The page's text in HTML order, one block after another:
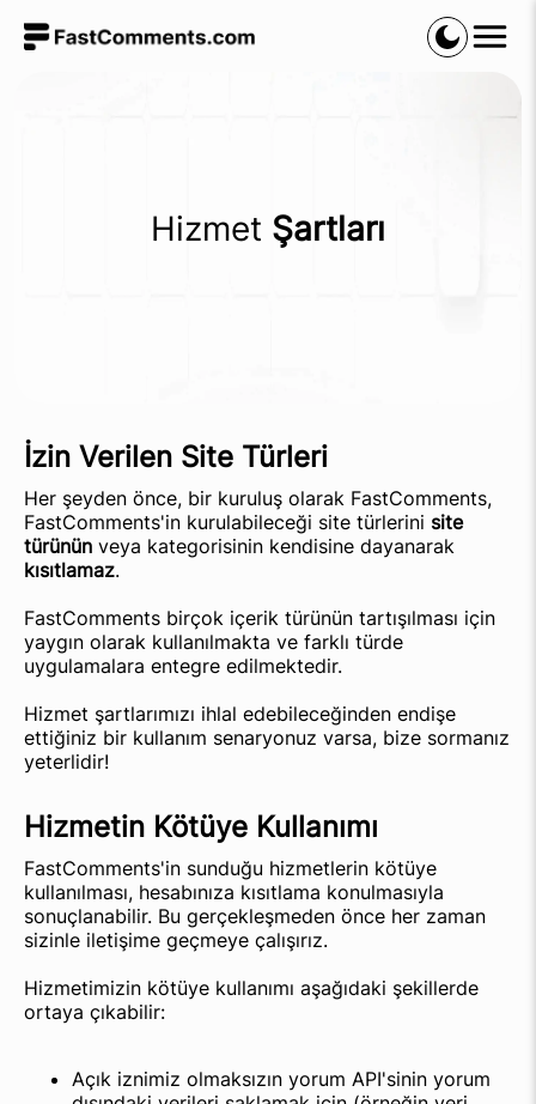
Hizmet Şartları
İzin Verilen Site Türleri
Her şeyden önce, bir kuruluş olarak FastComments,
FastComments'in kurulabileceği site türlerini site
türünün veya kategorisinin kendisine dayanarak
kısıtlamaz.
FastComments birçok içerik türünün tartışılması için
yaygın olarak kullanılmakta ve farklı türde
uygulamalara entegre edilmektedir.
Hizmet şartlarımızı ihlal edebileceğinden endişe
ettiğiniz bir kullanım senaryonuz varsa, bize sormanız
yeterlidir!
Hizmetin Kötüye Kullanımı
FastComments'in sunduğu hizmetlerin kötüye
kullanılması, hesabınıza kısıtlama konulmasıyla
sonuçlanabilir. Bu gerçekleşmeden önce her zaman
sizinle iletişime geçmeye çalışırız.
Hizmetimizin kötüye kullanımı aşağıdaki şekillerde
ortaya çıkabilir:
Açık iznimiz olmaksızın yorum API'sinin yorum